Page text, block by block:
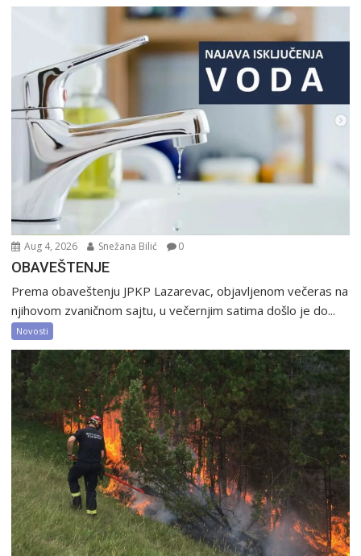
Aug 4, 2026 Snežana Bilić 0
OBAVEŠTENJE
Prema obaveštenju JPKP Lazarevac, objavljenom večeras na
njihovom zvaničnom sajtu, u večernjim satima došlo je do...
Novosti